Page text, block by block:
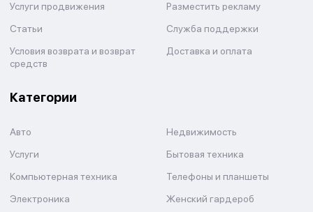
Услуги продвижения
Разместить рекламу
Статьи
Служба поддержки
Условия возврата и возврат
средств
Доставка и оплата
Категории
Авто
Недвижимость
Услуги
Бытовая техника
Компьютерная техника
Телефоны и планшеты
Электроника
Женский гардероб